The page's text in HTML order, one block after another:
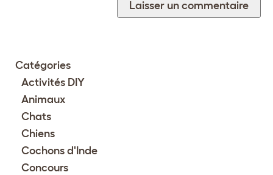
Catégories
Activités DIY
Animaux
Chats
Chiens
Cochons d'Inde
Concours